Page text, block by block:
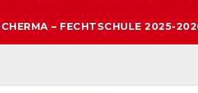
– FECHTSCHULE 2025-